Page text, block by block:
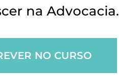
na Advocacia.
NO CURSO